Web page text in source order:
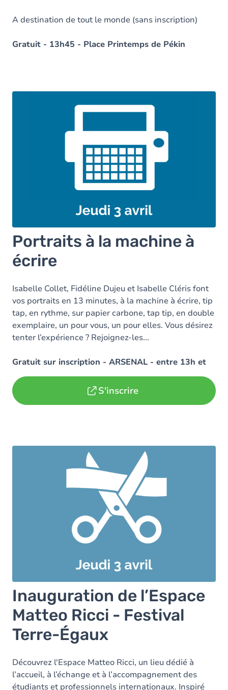
A destination de tout le monde (sans inscription)
Gratuit - 13h45 - Place Printemps de Pékin
Portraits à la machine à
écrire
Isabelle Collet, Fidéline Dujeu et Isabelle Cléris font
vos portraits en 13 minutes, à la machine à écrire, tip
tap, en rythme, sur papier carbone, tap tip, en double
exemplaire, un pour vous, un pour elles. Vous désirez
tenter l’expérience ? Rejoignez-les...
Gratuit sur inscription - ARSENAL - entre 13h et
16h
S'inscrire
Inauguration de l’Espace
Matteo Ricci - Festival
Terre-Égaux
Découvrez l'Espace Matteo Ricci, un lieu dédié à
l’accueil, à l’échange et à l’accompagnement des
étudiants et professionnels internationaux. Inspiré